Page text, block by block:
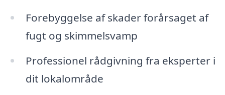
Forebyggelse af skader forårsaget af
fugt og skimmelsvamp
Professionel rådgivning fra eksperter i
dit lokalområde